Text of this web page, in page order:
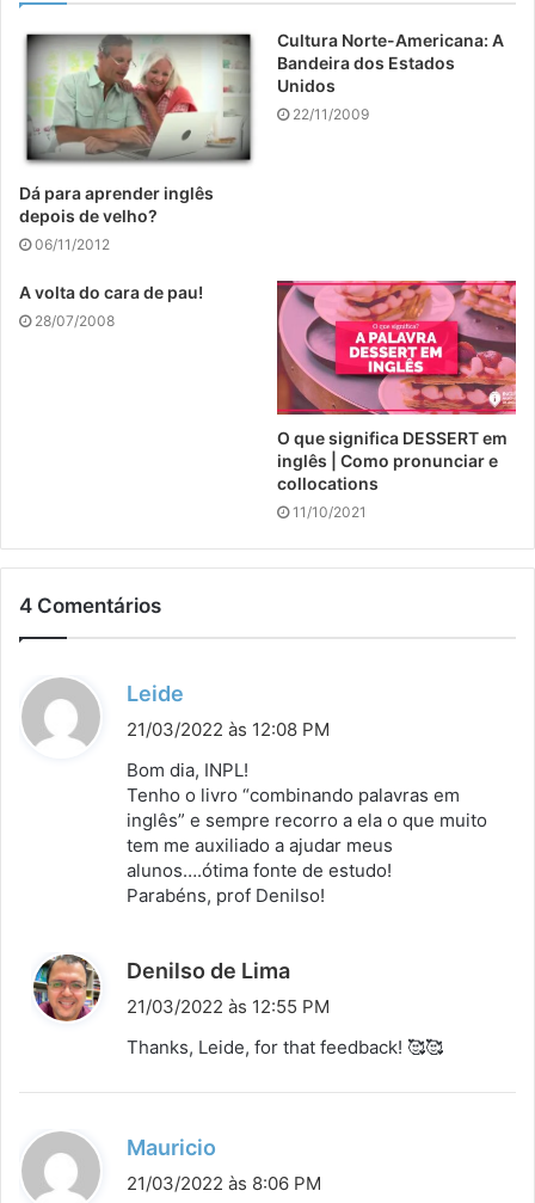
Dá para aprender inglês
depois de velho?
06/11/2012
Cultura Norte-Americana: A
Bandeira dos Estados
Unidos
22/11/2009
A volta do cara de pau!
28/07/2008
O que significa DESSERT em
inglês | Como pronunciar e
collocations
11/10/2021
4 Comentários
Leide
i
s
e
:
21/03/2022 às 12:08 PM
Bom dia, INPL!
Tenho o livro “combinando palavras em
inglês” e sempre recorro a ela o que muito
tem me auxiliado a ajudar meus
alunos….ótima fonte de estudo!
Parabéns, prof Denilso!
Denilso de Lima
i
e
21/03/2022 às 12:55 PM
Thanks, Leide, for that feedback! 🥰🥰
Mauricio
i
21/03/2022 às 8:06 PM